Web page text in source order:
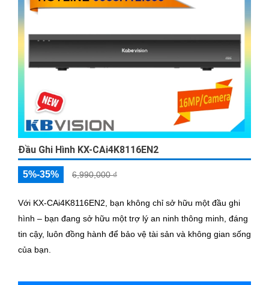
Đầu Ghi Hình KX-CAi4K8116EN2
5%-35% 6,990,000 ₫
Với KX‑CAi4K8116EN2, bạn không chỉ sở hữu một đầu ghi
hình – bạn đang sở hữu một trợ lý an ninh thông minh, đáng
tin cậy, luôn đồng hành để bảo vệ tài sản và không gian sống
của bạn.